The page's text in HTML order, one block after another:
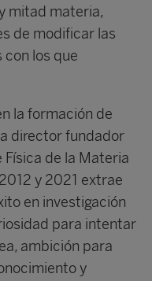
mitad materia,
de modificar las
los que
la formación de
director fundador
de la Materia
y 2021 extrae
en investigación
para intentar
ambición para
y